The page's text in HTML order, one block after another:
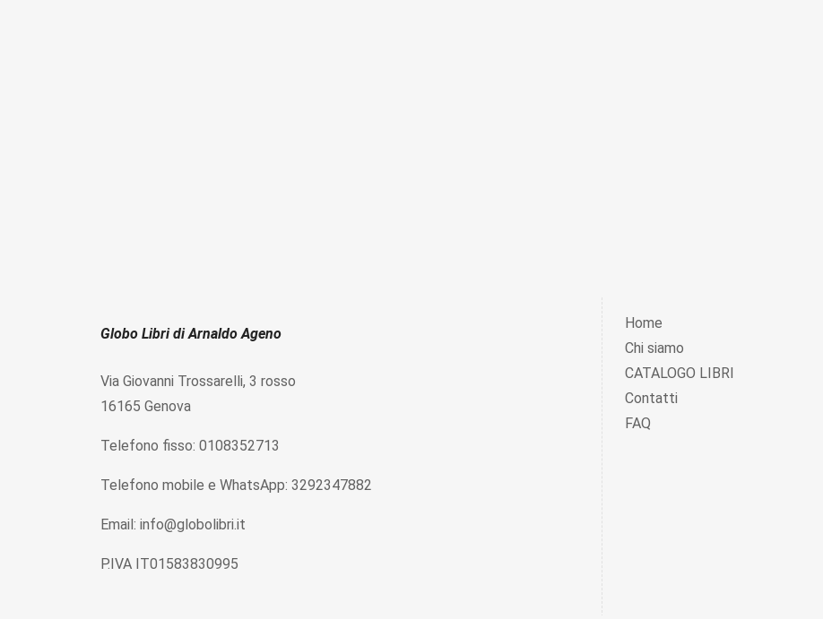
Globo Libri di Arnaldo Ageno
Via Giovanni Trossarelli, 3 rosso
16165 Genova
Telefono fisso: 0108352713
Telefono mobile e WhatsApp: 3292347882
Email: info@globolibri.it
P.IVA IT01583830995
Home
Chi siamo
CATALOGO LIBRI
Contatti
FAQ